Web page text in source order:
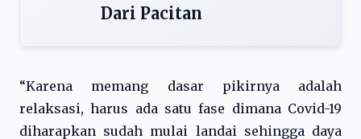
Dari Pacitan
“Karena memang dasar pikirnya adalah
relaksasi, harus ada satu fase dimana Covid-19
diharapkan sudah mulai landai sehingga daya